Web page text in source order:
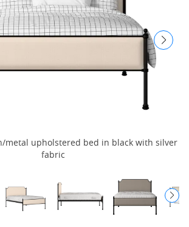
metal upholstered bed in black with silver
fabric